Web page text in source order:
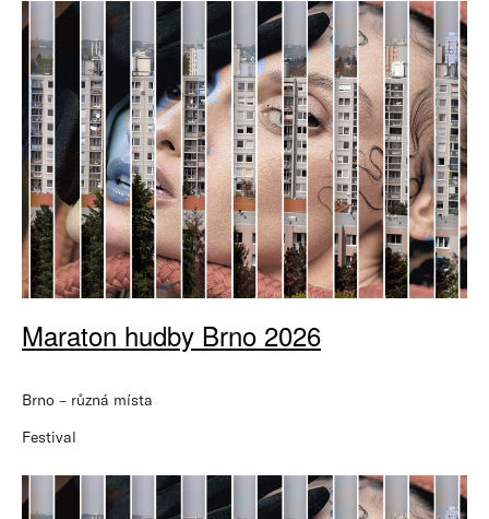
Maraton hudby Brno 2026
Brno – různá místa
Festival